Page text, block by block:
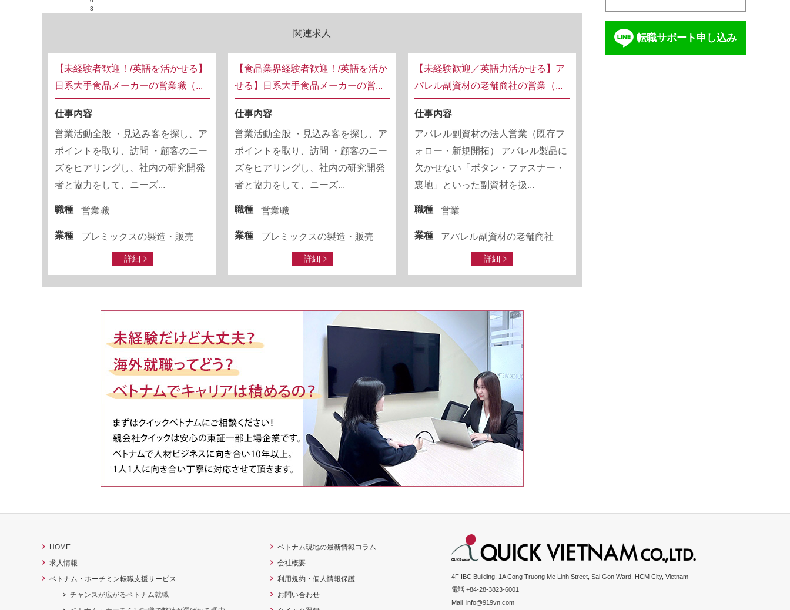
3
関連求人
【未経験者歓迎！/英語を活かせる】
日系大手食品メーカーの営業職（...
仕事内容
営業活動全般 ・見込み客を探し、ア
ポイントを取り、訪問 ・顧客のニー
ズをヒアリングし、社内の研究開発
者と協力をして、ニーズ...
職種 営業職
業種 プレミックスの製造・販売
詳細
【食品業界経験者歓迎！/英語を活か
せる】日系大手食品メーカーの営...
仕事内容
営業活動全般 ・見込み客を探し、ア
ポイントを取り、訪問 ・顧客のニー
ズをヒアリングし、社内の研究開発
者と協力をして、ニーズ...
職種 営業職
業種 プレミックスの製造・販売
詳細
【未経験歓迎／英語力活かせる】ア
パレル副資材の老舗商社の営業（...
仕事内容
アパレル副資材の法人営業（既存フ
ォロー・新規開拓） アパレル製品に
欠かせない「ボタン・ファスナー・
裏地」といった副資材を扱...
職種 営業
業種 アパレル副資材の老舗商社
詳細
転職サポート申し込み
HOME
求人情報
ベトナム・ホーチミン転職支援サービス
チャンスが広がるベトナム就職
ベトナム現地の最新情報コラム
会社概要
利用規約・個人情報保護
お問い合わせ
4F IBC Building, 1A Cong Truong Me Linh Street, Sai Gon Ward, HCM City, Vietnam
電話 +84-28-3823-6001
Mail info@919vn.com